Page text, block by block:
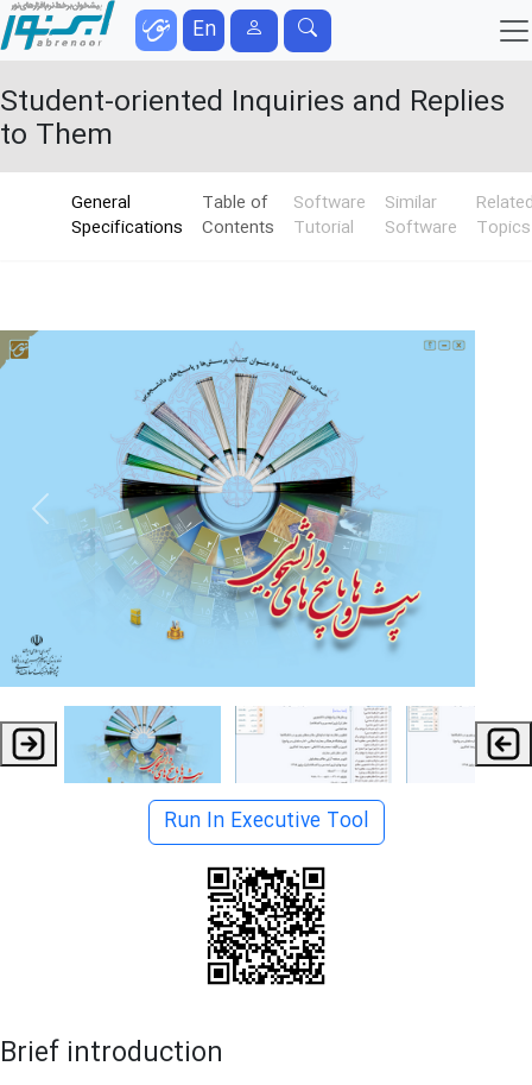
En
Student-oriented Inquiries and Replies
to Them
General
Specifications
Table of
Contents
Software
Tutorial
Similar
Software
Topics
Run In Executive Tool
Brief introduction